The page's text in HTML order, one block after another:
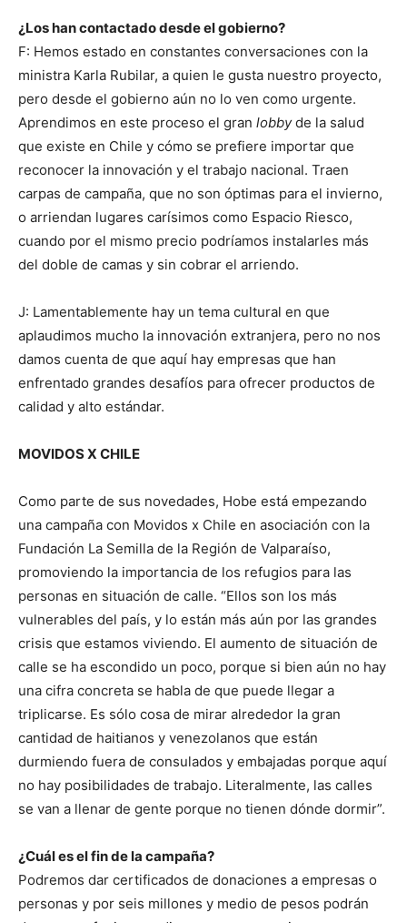
¿Los han contactado desde el gobierno?
F: Hemos estado en constantes conversaciones con la
ministra Karla Rubilar, a quien le gusta nuestro proyecto,
pero desde el gobierno aún no lo ven como urgente.
Aprendimos en este proceso el gran lobbyde la salud
que existe en Chile y cómo se prefiere importar que
reconocer la innovación y el trabajo nacional. Traen
carpas de campaña, que no son óptimas para el invierno,
o arriendan lugares carísimos como Espacio Riesco,
cuando por el mismo precio podríamos instalarles más
del doble de camas y sin cobrar el arriendo.
J: Lamentablemente hay un tema cultural en que
aplaudimos mucho la innovación extranjera, pero no nos
damos cuenta de que aquí hay empresas que han
enfrentado grandes desafíos para ofrecer productos de
calidad y alto estándar.
MOVIDOS X CHILE
Como parte de sus novedades, Hobe está empezando
una campaña con Movidos x Chile en asociación con la
Fundación La Semilla de la Región de Valparaíso,
promoviendo la importancia de los refugios para las
personas en situación de calle. “Ellos son los más
vulnerables del país, y lo están más aún por las grandes
crisis que estamos viviendo. El aumento de situación de
calle se ha escondido un poco, porque si bien aún no hay
una cifra concreta se habla de que puede llegar a
triplicarse. Es sólo cosa de mirar alrededor la gran
cantidad de haitianos y venezolanos que están
durmiendo fuera de consulados y embajadas porque aquí
no hay posibilidades de trabajo. Literalmente, las calles
se van a llenar de gente porque no tienen dónde dormir”.
¿Cuál es el fin de la campaña?
Podremos dar certificados de donaciones a empresas o
personas y por seis millones y medio de pesos podrán